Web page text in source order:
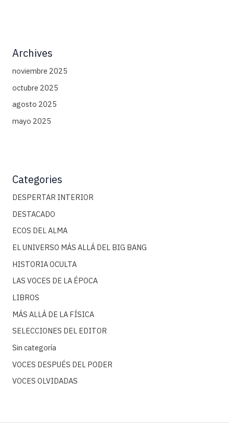
Archives
noviembre 2025
octubre 2025
agosto 2025
mayo 2025
Categories
DESPERTAR INTERIOR
DESTACADO
ECOS DEL ALMA
EL UNIVERSO MÁS ALLÁ DEL BIG BANG
HISTORIA OCULTA
LAS VOCES DE LA ÉPOCA
LIBROS
MÁS ALLÁ DE LA FÍSICA
SELECCIONES DEL EDITOR
Sin categoría
VOCES DESPUÉS DEL PODER
VOCES OLVIDADAS